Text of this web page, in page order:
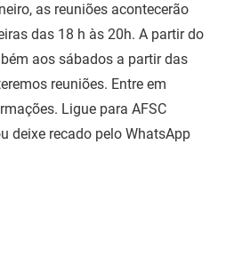
as reuniões acontecerão
das 18 h às 20h. A partir do
aos sábados a partir das
reuniões. Entre em
Ligue para AFSC
deixe recado pelo WhatsApp